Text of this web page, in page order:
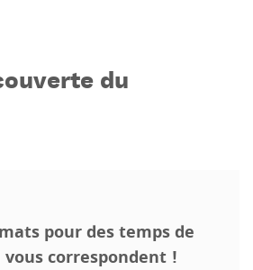
du
pour des temps de
correspondent !